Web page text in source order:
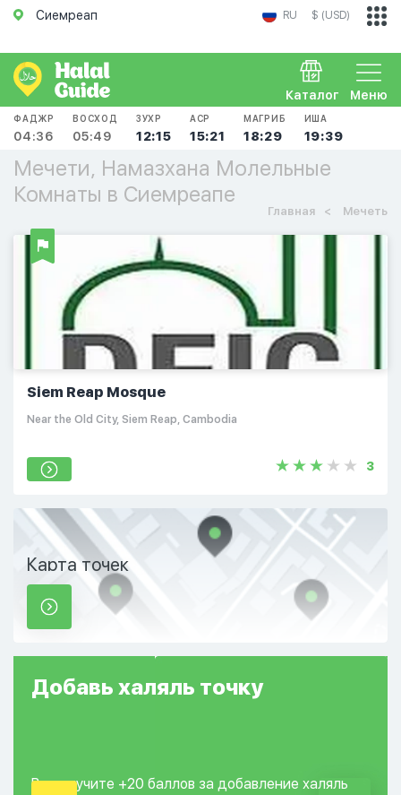
Сиемреап RU $ (USD)
Меню
Каталог
ФАДЖР
04:36
ВОСХОД
05:49
ЗУХР
12:15
АСР
15:21
МАГРИБ
18:29
ИША
19:39
Мечети, Намазхана Молельные
Комнаты в Сиемреапе
Главная Мечеть
Siem Reap Mosque
Near the Old City, Siem Reap, Cambodia
3
Карта точек
Добавь халяль точку
Вы получите +20 баллов за добавление халяль